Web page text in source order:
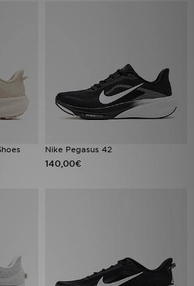
Nike Pegasus 42
140,00€